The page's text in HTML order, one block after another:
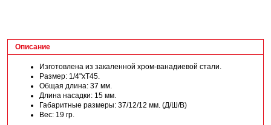
Описание
Изготовлена из закаленной хром-ванадиевой стали.
Размер: 1/4"хТ45.
Общая длина: 37 мм.
Длина насадки: 15 мм.
Габаритные размеры: 37/12/12 мм. (Д/Ш/В)
Вес: 19 гр.